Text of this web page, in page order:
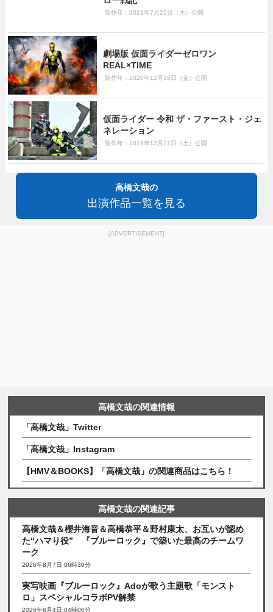
製作年：2021年7月22日（木）公開
劇場版 仮面ライダーゼロワン
REAL×TIME
製作年：2020年12月18日（金）公開
仮面ライダー 令和 ザ・ファースト・ジェ
ネレーション
製作年：2019年12月21日（土）公開
高橋文哉の
出演作品一覧を見る
[ADVERTISEMENT]
高橋文哉の関連情報
「高橋文哉」Twitter
「高橋文哉」Instagram
【HMV＆BOOKS】「高橋文哉」の関連商品はこちら！
高橋文哉の関連記事
高橋文哉＆櫻井海音＆高橋恭平＆野村康太、お互いが認め
た“ハマり役” 『ブルーロック』で築いた最高のチームワ
ーク
2026年8月7日 06時30分
実写映画『ブルーロック』Adoが歌う主題歌「モンスト
ロ」スペシャルコラボPV解禁
2026年8月4日 04時00分